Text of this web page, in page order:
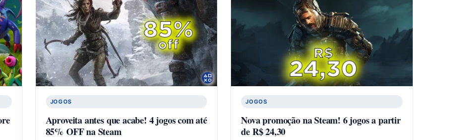
JOGOS
Aproveita antes que acabe! 4 jogos com até
85% OFF na Steam
JOGOS
Nova promoção na Steam! 6 jogos a partir
de R$ 24,30